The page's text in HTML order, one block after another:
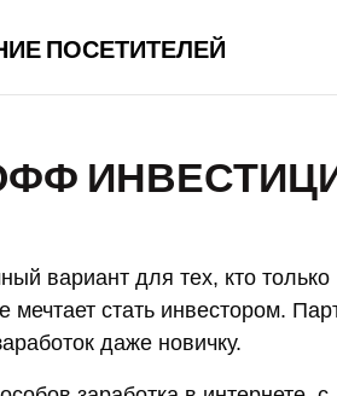
ПОСЕТИТЕЛЕЙ
вариант для тех, кто только
стать инвестором.
даже новичку.